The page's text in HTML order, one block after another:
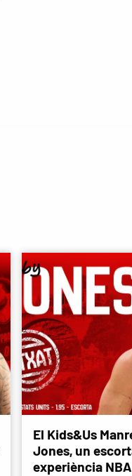
El Kids&Us
Jones, un
experiència NBA